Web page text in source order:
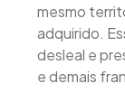
mesmo
adquirido.
desleal e
e demais